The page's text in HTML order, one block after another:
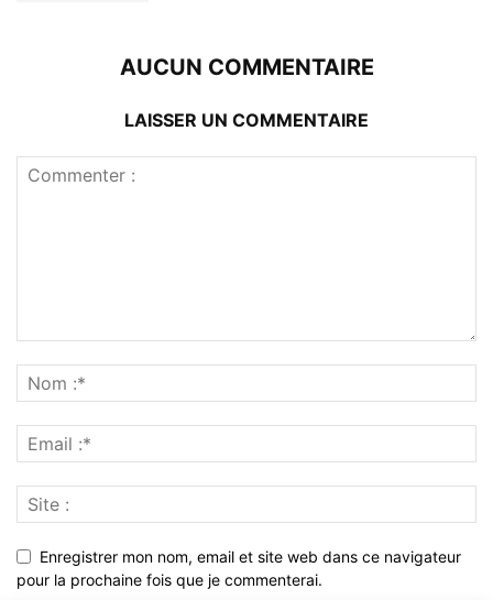
AUCUN COMMENTAIRE
LAISSER UN COMMENTAIRE
Enregistrer mon nom, email et site web dans ce navigateur
pour la prochaine fois que je commenterai.